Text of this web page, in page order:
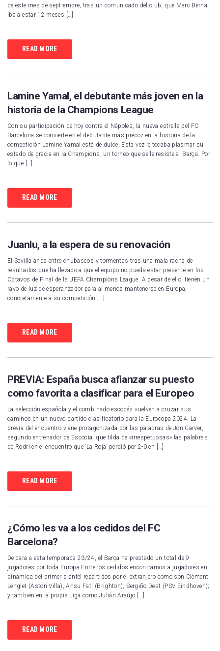
de este mes de septiembre, tras un comunicado del club, que Marc Bernal
iba a estar 12 meses […]
READ MORE
Lamine Yamal, el debutante más joven en la
historia de la Champions League
Con su participación de hoy contra el Nápoles, la nueva estrella del FC
Barcelona se convierte en el debutante más precoz en la historia de la
competición Lamine Yamal está de dulce. Esta vez le tocaba plasmar su
estado de gracia en la Champions, un torneo que se le resiste al Barça. Por
lo que […]
READ MORE
Juanlu, a la espera de su renovación
El Sevilla anda entre chubascos y tormentas tras una mala racha de
resultados que ha llevado a que el equipo no pueda estar presente en los
Octavos de Final de la UEFA Champions League. A pesar de ello, tienen un
rayo de luz de esperanzador para al menos mantenerse en Europa,
concretamente a su competición […]
READ MORE
PREVIA: España busca afianzar su puesto
como favorita a clasificar para el Europeo
La selección española y el combinado escocés vuelven a cruzar sus
caminos en un nuevo partido clasificatorio para la Eurocopa 2024. La
previa del encuentro viene protagonizada por las palabras de Jon Carver,
segundo entrenador de Escocia, que tilda de «irrespetuosas» las palabras
de Rodri en el encuentro que ‘La Roja’ perdió por 2-0 en […]
READ MORE
¿Cómo les va a los cedidos del FC
Barcelona?
De cara a esta temporada 23/24, el Barça ha prestado un total de 9
jugadores por toda Europa Entre los cedidos encontramos a jugadores en
dinámica del primer plantel repartidos por el extranjero como son Clément
Lenglet (Aston Villa), Ansu Fati (Brighton), Sergiño Dest (PSV Eindhoven);
y también en la propia Liga como Julián Araújo […]
READ MORE